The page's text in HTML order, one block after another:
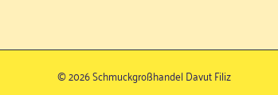
©2026 Schmuckgroßhandel Davut Filiz